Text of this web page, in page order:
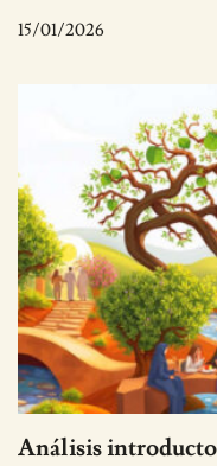
15/01/2026
Análisis